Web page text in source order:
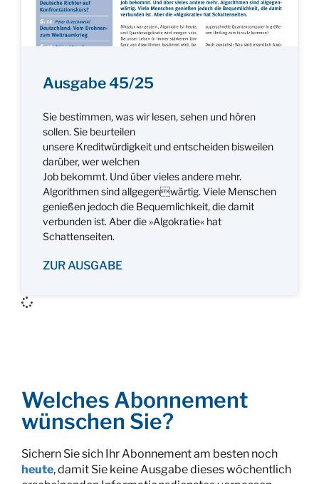
Ausgabe 45/25
Sie bestimmen, was wir lesen, sehen und hören
sollen. Sie beurteilen
unsere Kreditwürdigkeit und entscheiden bisweilen
darüber, wer welchen
Job bekommt. Und über vieles andere mehr.
Algorithmen sind allgegenwärtig. Viele Menschen
genießen jedoch die Bequemlichkeit, die damit
verbunden ist. Aber die »Algokratie« hat
Schattenseiten.
ZUR AUSGABE
Welches Abonnement
wünschen Sie?
Sichern Sie sich Ihr Abonnement am besten noch
heute, damit Sie keine Ausgabe dieses wöchentlich